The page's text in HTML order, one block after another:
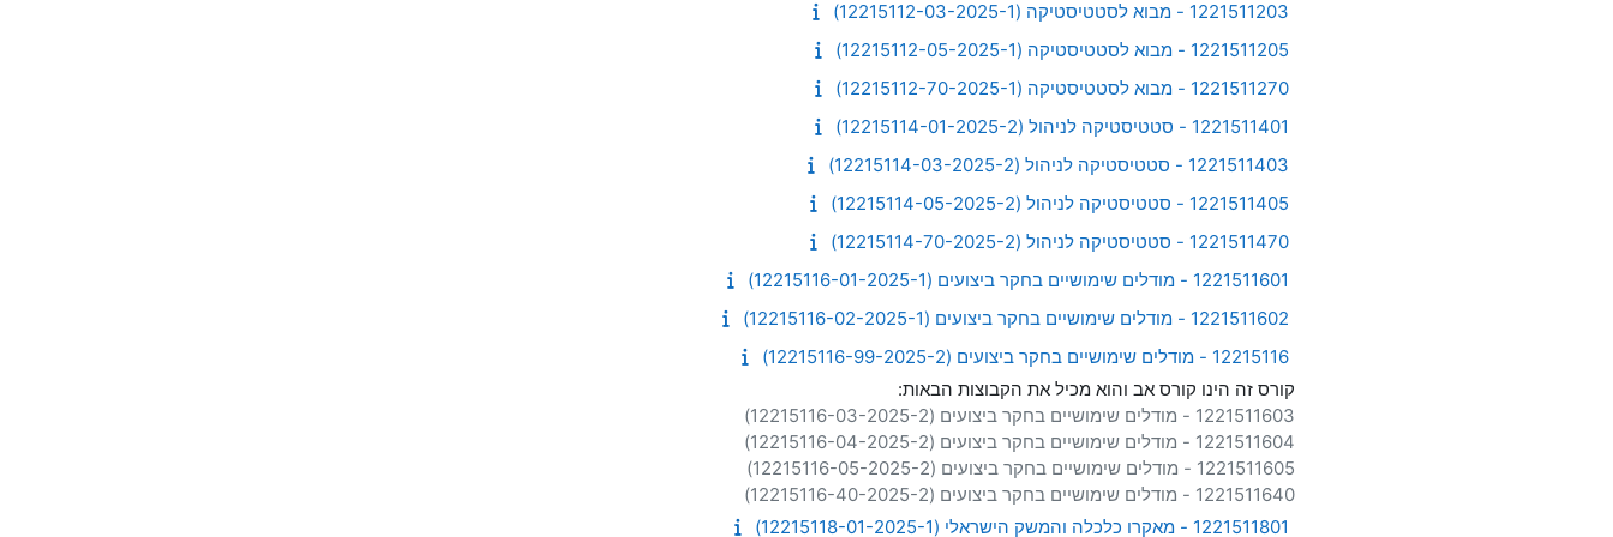
1221511203 - מבוא לסטטיסטיקה (12215112-03-2025-1)
1221511205 - מבוא לסטטיסטיקה (12215112-05-2025-1)
1221511270 - מבוא לסטטיסטיקה (12215112-70-2025-1)
1221511401 - סטטיסטיקה לניהול (12215114-01-2025-2)
1221511403 - סטטיסטיקה לניהול (12215114-03-2025-2)
1221511405 - סטטיסטיקה לניהול (12215114-05-2025-2)
1221511470 - סטטיסטיקה לניהול (12215114-70-2025-2)
1221511601 - מודלים שימושיים בחקר ביצועים (12215116-01-2025-1)
1221511602 - מודלים שימושיים בחקר ביצועים (12215116-02-2025-1)
12215116 - מודלים שימושיים בחקר ביצועים (12215116-99-2025-2)
קורס זה הינו קורס אב והוא מכיל את הקבוצות הבאות:
1221511603 - מודלים שימושיים בחקר ביצועים (12215116-03-2025-2)
1221511604 - מודלים שימושיים בחקר ביצועים (12215116-04-2025-2)
1221511605 - מודלים שימושיים בחקר ביצועים (12215116-05-2025-2)
1221511640 - מודלים שימושיים בחקר ביצועים (12215116-40-2025-2)
1221511801 - מאקרו כלכלה והמשק הישראלי (12215118-01-2025-1)